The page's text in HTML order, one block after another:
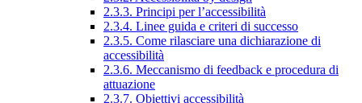
2.3.3. Principi per l’accessibilità
2.3.4. Linee guida e criteri di successo
2.3.5. Come rilasciare una dichiarazione di
accessibilità
2.3.6. Meccanismo di feedback e procedura di
attuazione
2.3.7. Obiettivi accessibilità